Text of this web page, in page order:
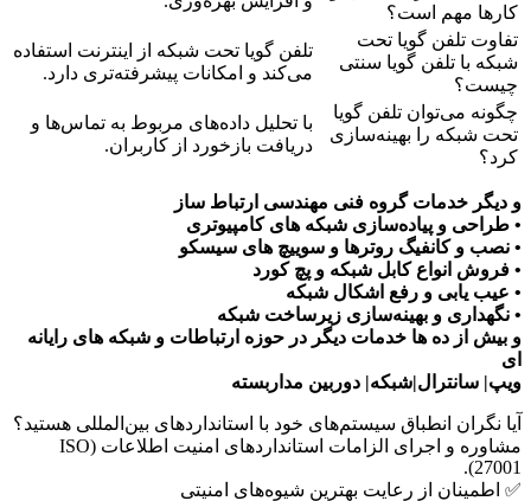
مهم است؟
تلفن گویا تحت
با تلفن گویا سنتی
تلفن گویا تحت شبکه از اینترنت استفاده
می‌کند و امکانات پیشرفته‌تری دارد.
می‌توان تلفن گویا
شبکه را بهینه‌سازی
با تحلیل داده‌های مربوط به تماس‌ها و
دریافت بازخورد از کاربران.
خدمات گروه فنی مهندسی ارتباط ساز
و پیاده‌سازی شبکه های کامپیوتری
و کانفیگ روترها و سوییچ های سیسکو
انواع کابل شبکه و پچ کورد
یابی و رفع اشکال شبکه
و بهینه‌سازی زیرساخت شبکه
از ده ها خدمات دیگر در حوزه ارتباطات و شبکه های رایانه
سانترال|شبکه| دوربین مداربسته
انطباق سیستم‌های خود با استانداردهای بین‌المللی هستید؟
مشاوره و اجرای الزامات استانداردهای امنیت اطلاعات (ISO
از رعایت بهترین شیوه‌های امنیتی